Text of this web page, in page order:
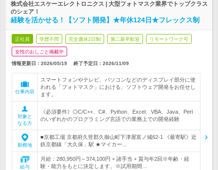
株式会社エスケーエレクトロニクス | 大型フォトマスク業界でトップクラス
のシェア！
経験を活かせる！【ソフト開発】★年休124日★フレックス制
正社員 学歴不問 完全週休2日制 第二新卒歓迎 リモートワーク可
女性のおしごと掲載中
情報更新日：2026/05/19 終了予定日： 2026/11/09
仕事内容
スマートフォンやテレビ、パソコンなどのディスプレイ部分に使
われる「フォトマスク」における、ソフトウェア開発をお任せし
ます。
対象と
なる方
《必須要件》◎C/C++、C#、Python、Excel、VBA、Java、Perl
のいずれかのプログラミング言語での業務上での開発経験
勤務地
■京都工場 京都府久世郡久御山町下津屋富ノ城62-1 《最寄駅》近
鉄京都線「大久保」駅 ★マイカー…
給与
月給：280,950円～374,100円 + 諸手当 + 賞与年2回※年齢・経
験・能力をもとに決定します。※試用期間…